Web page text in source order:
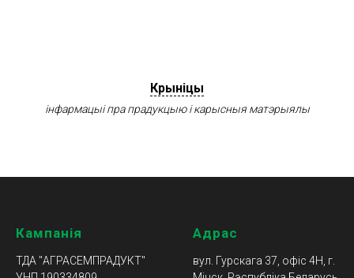
Крыніцы
інфармацыі пра прадукцыю і карысныя матэрыялы
Кампанія
ТДА "АГРАСЕМПРАДУКТ"
Адрас
вул. Гурскага 37, офіс 4Н, г.